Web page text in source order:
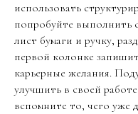
использовать
попробуйте выполнить
лист бумаги и ручку,
первой колонке
карьерные желания.
улучшить в своей
вспомните то, чего уже